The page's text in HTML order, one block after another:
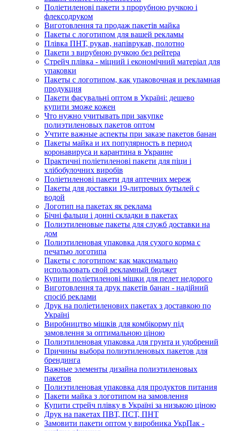
Поліетиленові пакети з прорубною ручкою і
флексодруком
Виготовлення та продаж пакетів майка
Пакеты с логотипом для вашей рекламы
Плівка ПНТ, рукав, напіврукав, полотно
Пакети з вирубною ручкою без рейтера
Стрейч плівка - міцний і економічний матеріал для
упаковки
Пакеты с логотипом, как упаковочная и рекламная
продукция
Пакети фасувальні оптом в Україні: дешево
купити зможе кожен
Что нужно учитывать при закупке
полиэтиленовых пакетов оптом
Учтите важные аспекты при заказе пакетов банан
Пакеты майка и их популярность в период
коронавируса и карантина в Украине
Практичні поліетиленові пакети для піци і
хлібобулочних виробів
Поліетиленові пакети для аптечних мереж
Пакеты для доставки 19-литровых бутылей с
водой
Логотип на пакетах як реклама
Бічні фальци і донні складки в пакетах
Полиэтиленовые пакеты для служб доставки на
дом
Полиэтиленовая упаковка для сухого корма с
печатью логотипа
Пакеты с логотипом: как максимально
использовать свой рекламный бюджет
Купити поліетиленові мішки для пелет недорого
Виготовлення та друк пакетів банан - надійний
спосіб реклами
Друк на поліетиленових пакетах з доставкою по
Україні
Виробництво мішків для комбікорму під
замовлення за оптимальною ціною
Полиэтиленовая упаковка для грунта и удобрений
Причины выбора полиэтиленовых пакетов для
брендинга
Важные элементы дизайна полиэтиленовых
пакетов
Полиэтиленовая упаковка для продуктов питания
Пакети майка з логотипом на замовлення
Купити стрейч плівку в Україні за низькою ціною
Друк на пакетах ПВТ, ПСТ, ПНТ
Замовити пакети оптом у виробника УкрПак -